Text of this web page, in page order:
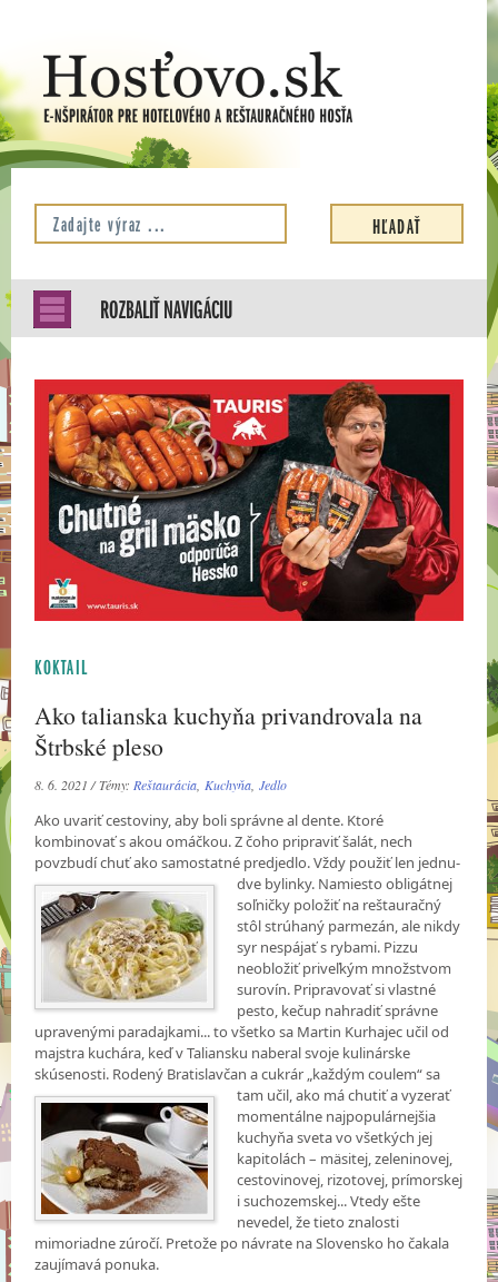
ROZBALIŤ NAVIGÁCIU
KOKTAIL
Ako talianska kuchyňa privandrovala na
Štrbské pleso
8. 6. 2021 / Témy:Reštaurácia,Kuchyňa,Jedlo
Ako uvariť cestoviny, aby boli správne al dente. Ktoré
kombinovať s akou omáčkou. Z čoho pripraviť šalát, nech
povzbudí chuť ako samostatné predjedlo. Vždy použiť len jednu-
dve bylinky. Namiesto obligátnej
soľničky položiť na reštauračný
stôl strúhaný parmezán, ale nikdy
syr nespájať s rybami. Pizzu
neobložiť priveľkým množstvom
surovín. Pripravovať si vlastné
pesto, kečup nahradiť správne
upravenými paradajkami... to všetko sa Martin Kurhajec učil od
majstra kuchára, keď v Taliansku naberal svoje kulinárske
skúsenosti. Rodený Bratislavčan a cukrár „každým coulem“ sa
tam učil,ako má chutiť a vyzerať
momentálne najpopulárnejšia
kuchyňa sveta vo všetkých jej
kapitolách – mäsitej, zeleninovej,
cestovinovej, rizotovej, prímorskej
i suchozemskej... Vtedy ešte
nevedel, že tieto znalosti
mimoriadne zúročí. Pretože po návrate na Slovensko ho čakala
zaujímavá ponuka.